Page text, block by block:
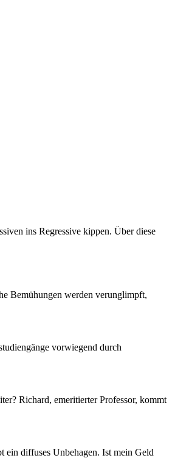
ins Regressive kippen. Über diese
Bemühungen werden verunglimpft,
vorwiegend durch
Richard, emeritierter Professor, kommt
ein diffuses Unbehagen. Ist mein Geld